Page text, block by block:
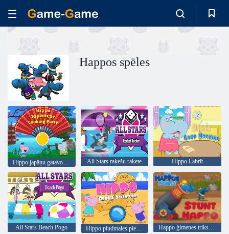
Happos spēles
Hippo japāņu gatavošanas ballīte All Stars raķešu rakete Hippo Labrīt
All Stars Beach Pogo Hippo pludmales piedzīvojumi Happo ģimenes triks Happo